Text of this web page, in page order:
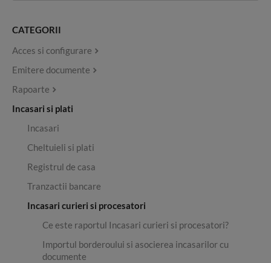
CATEGORII
Acces si configurare
Emitere documente
Rapoarte
Incasari si plati
Incasari
Cheltuieli si plati
Registrul de casa
Tranzactii bancare
Incasari curieri si procesatori
Ce este raportul Incasari curieri si procesatori?
Importul borderoului si asocierea incasarilor cu
documente